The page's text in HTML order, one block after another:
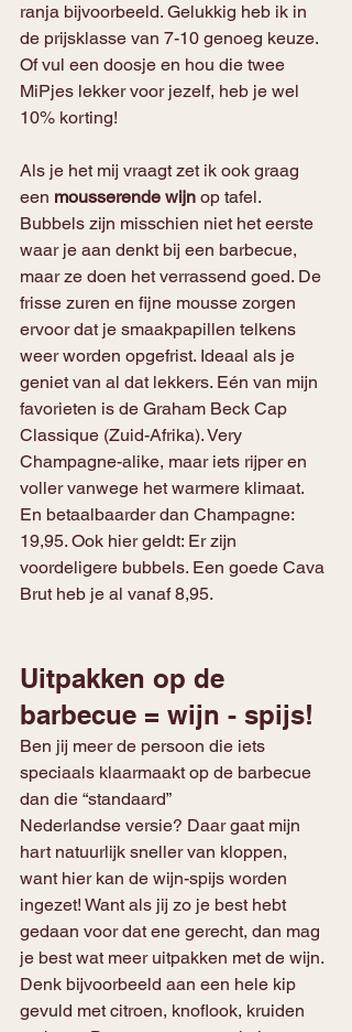
ranja bijvoorbeeld. Gelukkig heb ik in
de prijsklasse van 7-10 genoeg keuze.
Of vul een doosje en hou die twee
MiPjes lekker voor jezelf, heb je wel
10% korting!
Als je het mij vraagt zet ik ook graag
een mousserende wijn op tafel.
Bubbels zijn misschien niet het eerste
waar je aan denkt bij een barbecue,
maar ze doen het verrassend goed. De
frisse zuren en fijne mousse zorgen
ervoor dat je smaakpapillen telkens
weer worden opgefrist. Ideaal als je
geniet van al dat lekkers. Eén van mijn
favorieten is de Graham Beck Cap
Classique (Zuid-Afrika). Very
Champagne-alike, maar iets rijper en
voller vanwege het warmere klimaat.
En betaalbaarder dan Champagne:
19,95. Ook hier geldt: Er zijn
voordeligere bubbels. Een goede Cava
Brut heb je al vanaf 8,95.
Uitpakken op de
barbecue = wijn - spijs!
Ben jij meer de persoon die iets
speciaals klaarmaakt op de barbecue
dan die “standaard”
Nederlandse versie? Daar gaat mijn
hart natuurlijk sneller van kloppen,
want hier kan de wijn-spijs worden
ingezet! Want als jij zo je best hebt
gedaan voor dat ene gerecht, dan mag
je best wat meer uitpakken met de wijn.
Denk bijvoorbeeld aan een hele kip
gevuld met citroen, knoflook, kruiden